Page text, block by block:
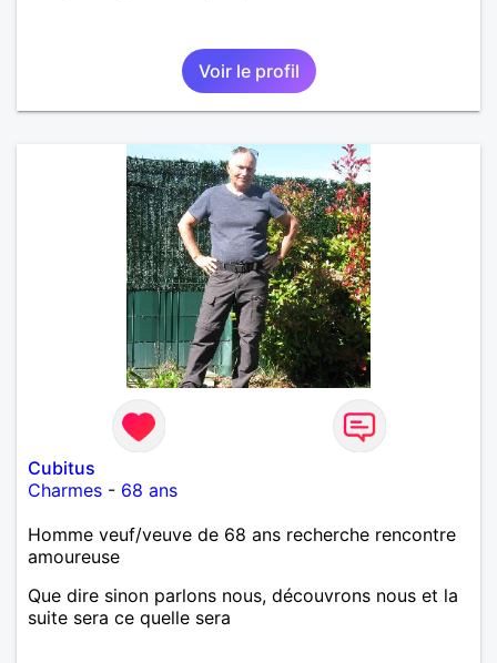
Voir le profil
Cubitus
Charmes - 68 ans
Homme veuf/veuve de 68 ans recherche rencontre
amoureuse
Que dire sinon parlons nous, découvrons nous et la
suite sera ce quelle sera